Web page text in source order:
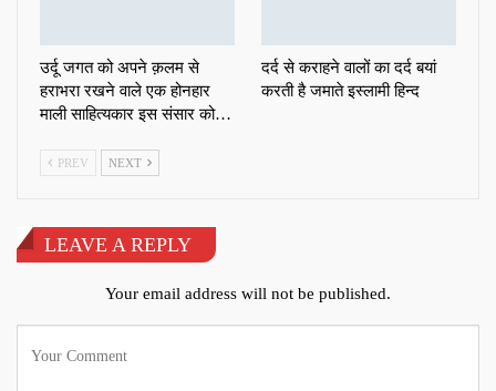
उर्दू जगत को अपने क़लम से
हराभरा रखने वाले एक होनहार
माली साहित्यकार इस संसार को…
दर्द से कराहने वालों का दर्द बयां
करती है जमाते इस्लामी हिन्द
PREV NEXT
LEAVE A REPLY
Your email address will not be published.